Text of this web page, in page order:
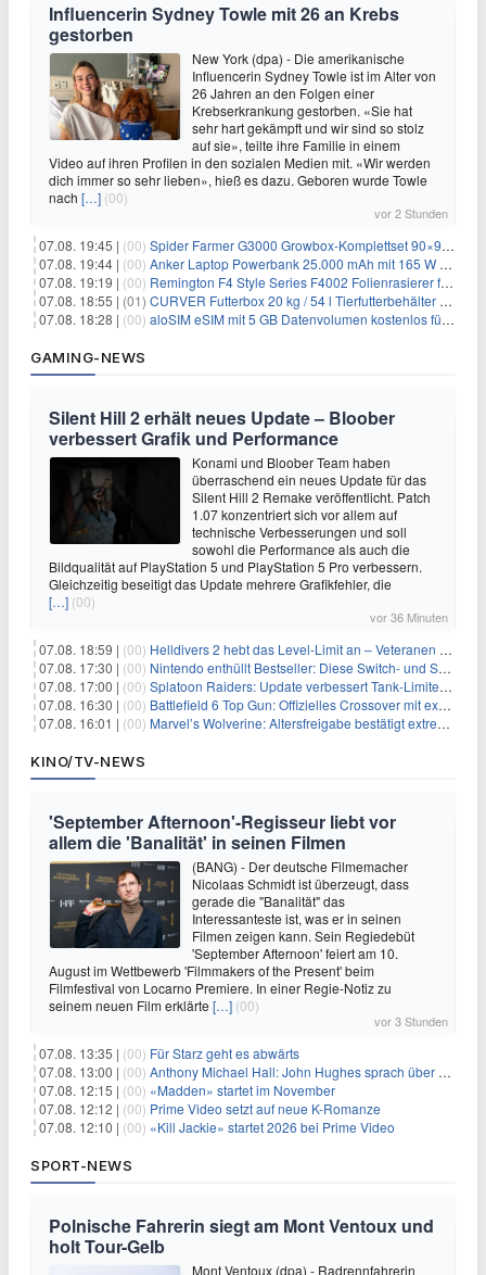
Influencerin Sydney Towle mit 26 an Krebs
gestorben
New York (dpa) - Die amerikanische
Influencerin Sydney Towle ist im Alter von
26 Jahren an den Folgen einer
Krebserkrankung gestorben. «Sie hat
sehr hart gekämpft und wir sind so stolz
auf sie», teilte ihre Familie in einem
Video auf ihren Profilen in den sozialen Medien mit. «Wir werden
dich immer so sehr lieben», hieß es dazu. Geboren wurde Towle
nach […] (00)
vor 2 Stunden
07.08. 19:45 | (00) Spider Farmer G3000 Growbox-Komplettset 90×90×180 cm für 379,99€
07.08. 19:44 | (00) Anker Laptop Powerbank 25.000 mAh mit 165 W refurbished für 58,39€
07.08. 19:19 | (00) Remington F4 Style Series F4002 Folienrasierer für 18,99€
07.08. 18:55 | (01) CURVER Futterbox 20 kg / 54 l Tierfutterbehälter mit Rollen für 19,99€
07.08. 18:28 | (00) aloSIM eSIM mit 5 GB Datenvolumen kostenlos für Windscribe-Pro-Nutzer
GAMING-NEWS
Silent Hill 2 erhält neues Update – Bloober
verbessert Grafik und Performance
Konami und Bloober Team haben
überraschend ein neues Update für das
Silent Hill 2 Remake veröffentlicht. Patch
1.07 konzentriert sich vor allem auf
technische Verbesserungen und soll
sowohl die Performance als auch die
Bildqualität auf PlayStation 5 und PlayStation 5 Pro verbessern.
Gleichzeitig beseitigt das Update mehrere Grafikfehler, die
[…] (00)
vor 36 Minuten
07.08. 18:59 | (00) Helldivers 2 hebt das Level-Limit an – Veteranen können endlich weiter aufsteigen
07.08. 17:30 | (00) Nintendo enthüllt Bestseller: Diese Switch- und Switch-2-Spiele verkaufen sich am besten
07.08. 17:00 | (00) Splatoon Raiders: Update verbessert Tank-Limiter und behebt Bugs
07.08. 16:30 | (00) Battlefield 6 Top Gun: Offizielles Crossover mit exklusiven Inhalten angekündigt
07.08. 16:01 | (00) Marvel’s Wolverine: Altersfreigabe bestätigt extreme Gewalt und düstere Szenen
KINO/TV-NEWS
'September Afternoon'-Regisseur liebt vor
allem die 'Banalität' in seinen Filmen
(BANG) - Der deutsche Filmemacher
Nicolaas Schmidt ist überzeugt, dass
gerade die "Banalität" das
Interessanteste ist, was er in seinen
Filmen zeigen kann. Sein Regiedebüt
'September Afternoon' feiert am 10.
August im Wettbewerb 'Filmmakers of the Present' beim
Filmfestival von Locarno Premiere. In einer Regie-Notiz zu
seinem neuen Film erklärte […] (00)
vor 3 Stunden
07.08. 13:35 | (00) Für Starz geht es abwärts
07.08. 13:00 | (00) Anthony Michael Hall: John Hughes sprach über eine Fortsetzung von 'The Breakfast Club'
07.08. 12:15 | (00) «Madden» startet im November
07.08. 12:12 | (00) Prime Video setzt auf neue K-Romanze
07.08. 12:10 | (00) «Kill Jackie» startet 2026 bei Prime Video
SPORT-NEWS
Polnische Fahrerin siegt am Mont Ventoux und
holt Tour-Gelb
Mont Ventoux (dpa) - Radrennfahrerin